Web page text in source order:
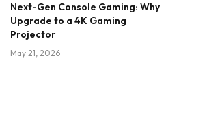
Next-Gen Console Gaming: Why
Upgrade to a 4K Gaming
Projector
May 21, 2026